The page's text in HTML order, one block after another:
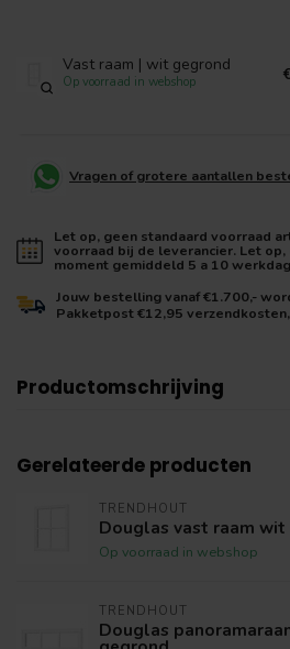
Vast raam | wit gegrond
Op voorraad in webshop
Vragen of grotere aantallen
Let op, geen standaard voorraad
voorraad bij de leverancier. Let
moment gemiddeld 5 a 10
Jouw bestelling vanaf €1.700,-
Pakketpost €12,95
Productomschrijving
Gerelateerde producten
TRENDHOUT
Douglas vast raam
Op voorraad in webshop
TRENDHOUT
Douglas